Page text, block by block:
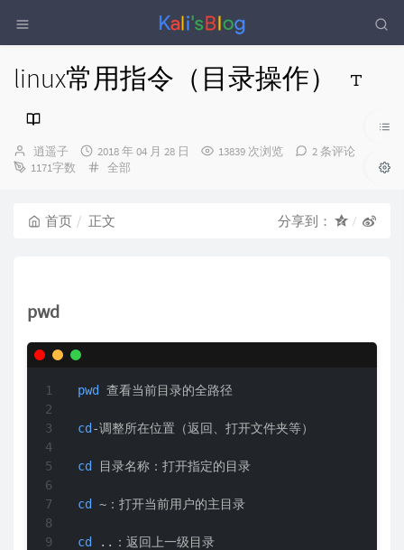
linux常用指令（目录操作）
博
主：
逍遥子
发
布
2018 年 04 月 28 日 13839 次浏览
2 条评论
1171字数
分
全部
首页 正文 分享到：
pwd
pwd 查看当前目录的全路径
cd-调整所在位置（返回、打开文件夹等）
cd 目录名称：打开指定的目录
cd ~：打开当前用户的主目录
cd ..：返回上一级目录